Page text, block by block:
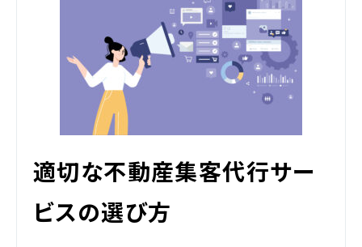
適切な不動産集客代行サー
ビスの選び方